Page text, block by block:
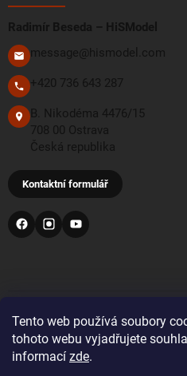
Tento web používá soubory
tohoto webu vyjadřujete
informací zde.
Radimír Beseda – HiSModel
message@hismodel.com
+420 736 643 287
B. Nikodéma 4476/15
708 00 Ostrava
Česká republika
Kontaktní formulář
PŘIJÍMÁME TYTO